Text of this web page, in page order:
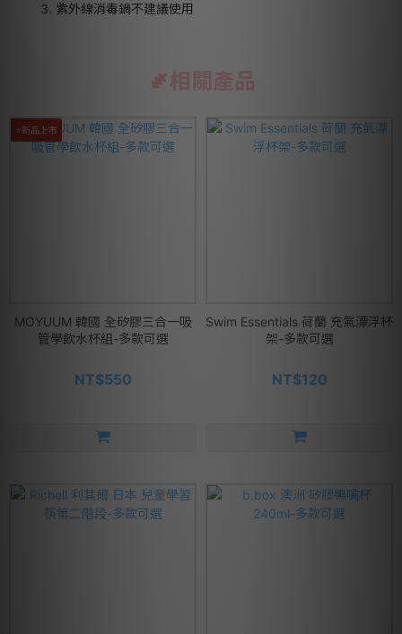
紫外線消毒鍋不建議使用
相關產品
⭐新品上市
MOYUUM 韓國 全矽膠三合一吸
管學飲水杯組-多款可選
NT$550
Swim Essentials 荷蘭 充氣漂浮杯
架-多款可選
NT$120